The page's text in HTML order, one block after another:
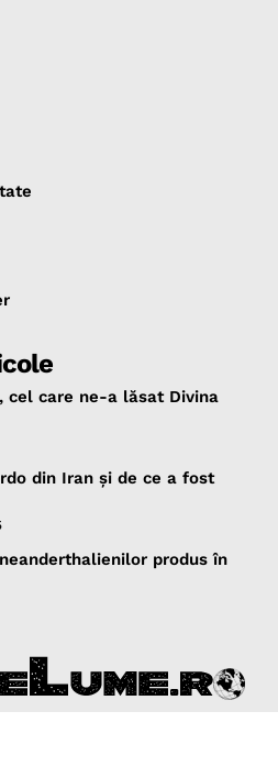
cel care ne-a lăsat Divina
din Iran și de ce a fost
produs în